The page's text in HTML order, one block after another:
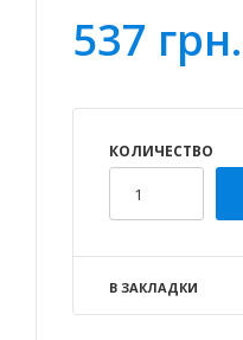
537 грн.
КОЛИЧЕСТВО
В ЗАКЛАДКИ